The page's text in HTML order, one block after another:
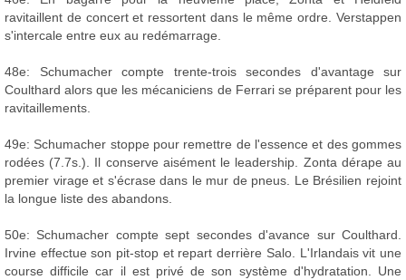
ravitaillent de concert et ressortent dans le même ordre. Verstappen
s'intercale entre eux au redémarrage.
48e: Schumacher compte trente-trois secondes d'avantage sur
Coulthard alors que les mécaniciens de Ferrari se préparent pour les
ravitaillements.
49e: Schumacher stoppe pour remettre de l'essence et des gommes
rodées (7.7s.). Il conserve aisément le leadership. Zonta dérape au
premier virage et s'écrase dans le mur de pneus. Le Brésilien rejoint
la longue liste des abandons.
50e: Schumacher compte sept secondes d'avance sur Coulthard.
Irvine effectue son pit-stop et repart derrière Salo. L'Irlandais vit une
course difficile car il est privé de son système d'hydratation. Une